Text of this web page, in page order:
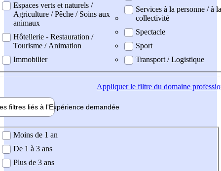
Espaces verts et naturels /
Agriculture / Pêche / Soins aux
animaux
Hôtellerie - Restauration /
Tourisme / Animation
Immobilier
Services à la personne / à la
collectivité
Spectacle
Sport
Transport / Logistique
Appliquerle filtre du domaine
filtres liés à l'Expérience demandée
demandée
Moins de 1 an
De 1 à 3 ans
Plus de 3 ans